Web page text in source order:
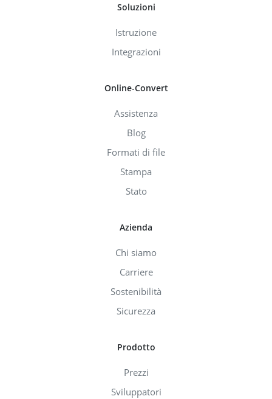
Soluzioni
Istruzione
Integrazioni
Online-Convert
Assistenza
Blog
Formati di file
Stampa
Stato
Azienda
Chi siamo
Carriere
Sostenibilità
Sicurezza
Prodotto
Prezzi
Sviluppatori